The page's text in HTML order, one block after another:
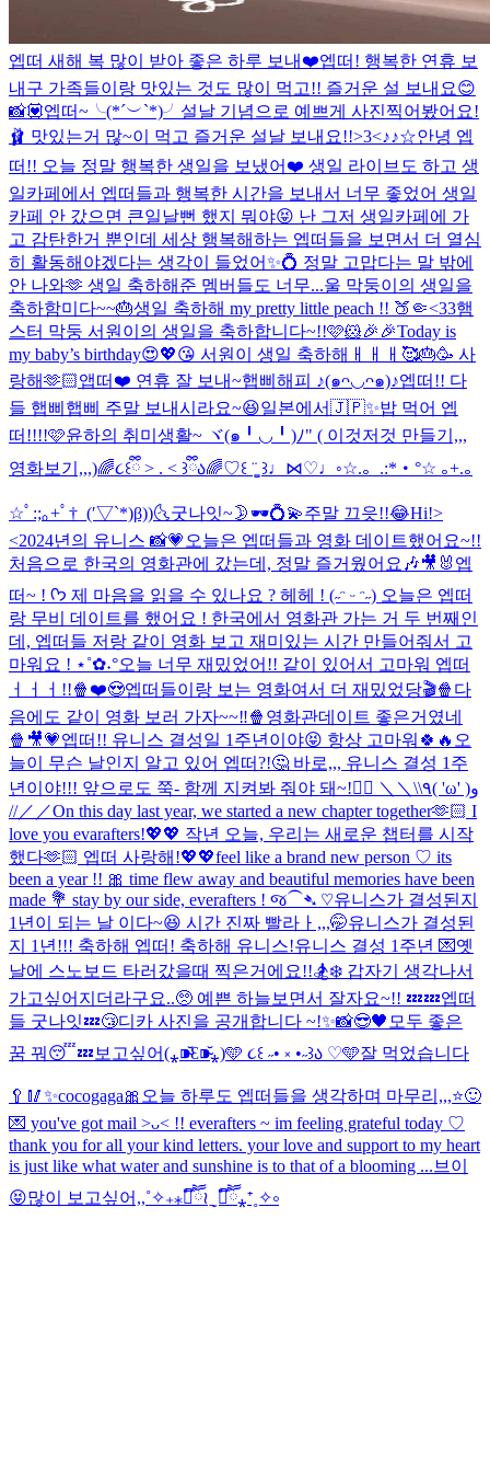
엡떠 새해 복 많이 받아 좋은 하루 보내❤️엡떠! 행복한 연휴 보
내구 가족들이랑 맛있는 것도 많이 먹고!! 즐거운 설 보내요😊
📸💟엡떠~╰(*´︶`*)╯설날 기념으로 예쁘게 사진찍어봤어요!
🩰 맛있는거 많~이 먹고 즐거운 설날 보내요!!>3<♪♪☆안녕 엡
떠!! 오늘 정말 행복한 생일을 보냈어❤️ 생일 라이브도 하고 생
일카페에서 엡떠들과 행복한 시간을 보내서 너무 좋었어 생일
카페 안 갔으면 큰일날뻔 했지 뭐야😝 난 그저 생일카페에 가
고 감탄한거 뿐인데 세상 행복해하는 엡떠들을 보면서 더 열심
히 활동해야겠다는 생각이 들었어✨💍 정말 고맙다는 말 밖에
안 나와🫶 생일 축하해준 멤버들도 너무...울 막둥이의 생일을
축하함미다~~🎂생일 축하해 my pretty little peach !! 🍑🤏<33햄
스터 막둥 서원이의 생일을 축하합니다~!!🩷🐹🎉🎉Today is
my baby’s birthday😍💖😘 서원이 생일 축하해ㅐㅐㅐ🥰🎂🥳 사
랑해🫶🏻앱떠❤️ 연휴 잘 보내~햅삐해피 ♪(๑ᴖ◡ᴖ๑)♪엡떠!! 다
들 햅삐햅삐 주말 보내시라요~😆일본에서🇯🇵✨밥 먹어 엡
떠!!!!🩷윤하의 취미생활~ ヾ(๑╹◡╹)ﾉ" ( 이것저것 만들기,,,
영화보기,,,)🌈૮꒰ྀི > . < ꒱ྀིა🌈♡꒰ ¨̮͚ ꒱♩⋈♡♩◦☆.。.:*・°☆ ｡+.｡
☆ﾟ:;｡+ﾟ†_(′▽`*)β))🌜굿나잇~🌛🕶️💍💫주말 끄읏!!😂Hi!>
<2024년의 유니스 📸💗 오늘은 엡떠들과 영화 데이트했어요~!!
처음으로 한국의 영화관에 갔는데, 정말 즐거웠어요🎶🎥🐰 엡
떠~ ! ᡣ𐭩 제 마음을 읽을 수 있나요 ? 헤헤 ! (˶ᵔ ᵕ ᵔ˶) 오늘은 엡떠
랑 무비 데이트를 했어요 ! 한국에서 영화관 가는 거 두 번째인
데, 엡떠들 저랑 같이 영화 보고 재미있는 시간 만들어줘서 고
마워요 ! ⋆˚✿˖°오늘 너무 재밌었어!! 같이 있어서 고마워 엡떠
ㅓㅓㅓ!!🍿❤️😍엡떠들이랑 보는 영화여서 더 재밌었당🎬🍿 다
음에도 같이 영화 보러 가자~~‼️🍿 영화관데이트 좋은거였네
🍿🎥💗엡떠!! 유니스 결성일 1주년이야😝 항상 고마워🍀🔥 오
늘이 무슨 날인지 알고 있어 엡떠?!🤔 바로,,, 유니스 결성 1주
년이야!!! 앞으로도 쭉- 함께 지켜봐 줘야 돼~!❤️‍🔥 ＼＼\\٩( 'ω' )و
//／／On this day last year, we started a new chapter together🫶🏻 I
love you evarafters!💖💖 작년 오늘, 우리는 새로운 챕터를 시작
했다🫶🏻 엡떠 사랑해!💖💖feel like a brand new person ♡ its
been a year !! 🎀 time flew away and beautiful memories have been
made 💐 stay by our side, everafters ! જ⁀➴ ♡유니스가 결성된지
1년이 되는 날 이다~😆 시간 진짜 빨라ㅏ,,,🤭유니스가 결성된
지 1년!!! 축하해 엡떠! 축하해 유니스!유니스 결성 1주년 💌옛
날에 스노보드 타러갔을때 찍은거에요!!🏂❄️ 갑자기 생각나서
가고싶어지더라구요..🥺 예쁜 하늘보면서 잘자요~!! 💤💤엡떠
들 굿나잇💤😴디카 사진을 공개합니다 ~!✨📸😎🖤 모두 좋은
꿈 꿔😴💤 보고싶어(⁎⁍̴̆Ɛ⁍̴̆⁎)🩵 ૮꒰ ˶• ༝ •˶꒱ა ♡🩵잘 먹었습니다
🥄🥢✨cocogaga🎀 오늘 하루도 엡떠들을 생각하며 마무리,,,⭐️🙂
💌 you've got mail >ᴗ< !! everafters ~ im feeling grateful today ♡
thank you for all your kind letters. your love and support to my heart
is just like what water and sunshine is to that of a blooming ... 브이
😝많이 보고싶어,,˚✧₊⁎❝᷀ົཽ≀ˍ̮ ❝᷀ົཽ⁎⁺˳✧༚